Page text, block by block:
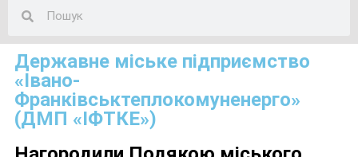
Державне міське підприємство
«Івано-
Франківськтеплокомуненерго»
(ДМП «ІФТКЕ»)